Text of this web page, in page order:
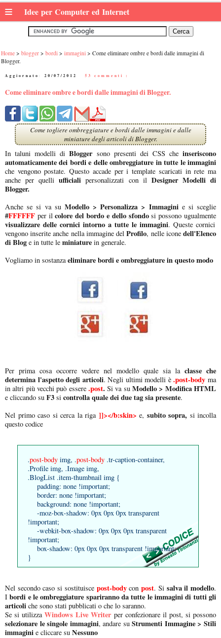
≡ Idee per Computer ed Internet
Home blogger bordi immagini
Come eliminare ombre e bordi dalle immagini di
Blogger.
Aggiornato: 20/07/2012 53 commenti :
Come eliminare ombre e bordi dalle immagini di Blogger.
Come togliere ombreggiature e bordi dalle immagini e dalle
miniature degli articoli di Blogger.
In taluni modelli diBlogger sono presenti dei CSS cheinseriscono
automaticamente dei bordi e delle ombreggiature in tutte le immagini
che vengono postate. Questo accade per i template scaricati in rete ma
anche per quelli ufficiali personalizzati con il Designer Modelli di
Blogger.
Anche se si va su Modello > Personalizza > Immaginie si sceglie
#FFFFFF per ilcolore del bordo e dello sfondosi possono ugualmente
visualizzare delle cornici intorno a tutte le immagini. Queste cornici
vengono inserite anche nella immagine del Profilo, nelle iconedell'Elenco
di Blog e in tutte le miniature in generale.
Vogliamo in sostanzaeliminare bordi e ombreggiature in questo modo
Per prima cosa occorre vedere nel modello quale sia laclasse che
determina l'aspetto degli articoli. Negli ultimi modelli è.post-body ma
in altri più vecchi può essere .post.Si va suModello > Modifica HTML
e cliccando su F3 si controlla quale dei due tag sia presente.
Nel primo caso si cerca la riga ]]></b:skin> e, subito sopra, si incolla
questo codice
.post-body img, .post-body .tr-caption-container,
.Profile img, .Image img,
.BlogList .item-thumbnail img {
padding: none !important;
border: none !important;
background: none !important;
-moz-box-shadow: 0px 0px 0px transparent
!important;
-webkit-box-shadow: 0px 0px 0px transparent
!important;
box-shadow: 0px 0px 0px transparent !important;
}
Nel secondo caso si sostituisce post-bodyconpost. Sisalva il modello.
Ibordi e le ombreggiature spariranno da tutte le immagini di tutti gli
articoli che sono stati pubblicati o che lo saranno.
Se si utilizzaWindows Live Writerper confezionare il post, si possono
selezionare le singole immagini, andare suStrumenti Immagine > Stili
immagini e cliccare su Nessuno